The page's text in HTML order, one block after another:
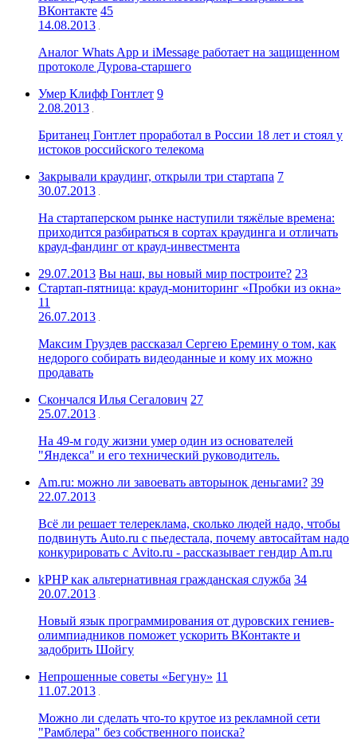
ВКонтакте 45
14.08.2013
Аналог Whats App и iMessage работает на защищенном
протоколе Дурова-старшего
Умер Клифф Гонтлет 9
2.08.2013
Британец Гонтлет проработал в России 18 лет и стоял у
истоков российского телекома
Закрывали краудинг, открыли три стартапа 7
30.07.2013
На стартаперском рынке наступили тяжёлые времена:
приходится разбираться в сортах краудинга и отличать
крауд-фандинг от крауд-инвестмента
29.07.2013 Вы наш, вы новый мир построите? 23
Стартап-пятница: крауд-мониторинг «Пробки из окна»
11
26.07.2013
Максим Груздев рассказал Сергею Еремину о том, как
недорого собирать видеоданные и кому их можно
продавать
Скончался Илья Сегалович 27
25.07.2013
На 49-м году жизни умер один из основателей
"Яндекса" и его технический руководитель.
Am.ru: можно ли завоевать авторынок деньгами? 39
22.07.2013
Всё ли решает телереклама, сколько людей надо, чтобы
подвинуть Auto.ru с пьедестала, почему автосайтам надо
конкурировать с Avito.ru - рассказывает гендир Am.ru
kPHP как альтернативная гражданская служба 34
20.07.2013
Новый язык программирования от дуровских гениев-
олимпиадников поможет ускорить ВКонтакте и
задобрить Шойгу
Непрошенные советы «Бегуну» 11
11.07.2013
Можно ли сделать что-то крутое из рекламной сети
"Рамблера" без собственного поиска?